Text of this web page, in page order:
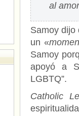
al
Samoy dijo
un «
Samoy
apoyó a
LGBTQ”.
Catholic